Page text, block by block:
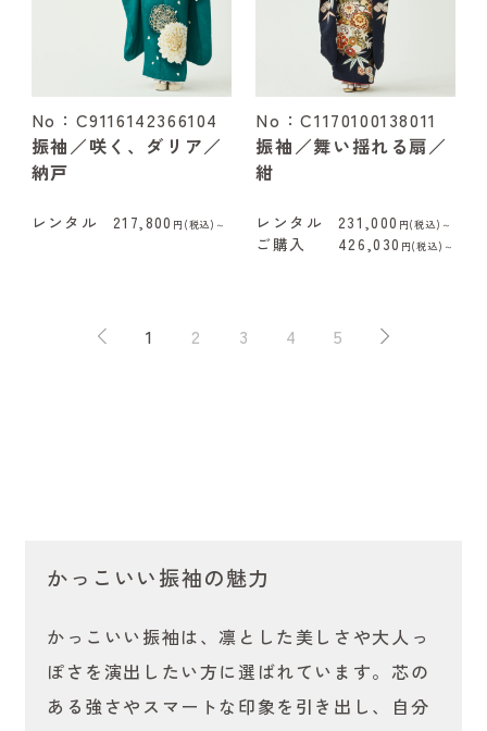
No：C9116142366104
振袖／咲く、ダリア／
納戸
レンタル 217,800 円(税込)～
No：C1170100138011
振袖／舞い揺れる扇／
紺
レンタル 231,000 円(税込)～
ご購入 426,030 円(税込)～
1 2 3 4 5
かっこいい振袖の魅力
かっこいい振袖は、凛とした美しさや大人っ
ぽさを演出したい方に選ばれています。芯の
ある強さやスマートな印象を引き出し、自分